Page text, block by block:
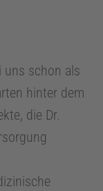
uns schon als
hinter dem
die Dr.